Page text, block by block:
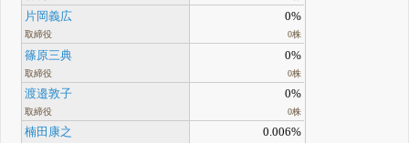
片岡義広
取締役
0%
0株
篠原三典
取締役
0%
0株
渡邉敦子
取締役
0%
0株
楠田康之 0.006%